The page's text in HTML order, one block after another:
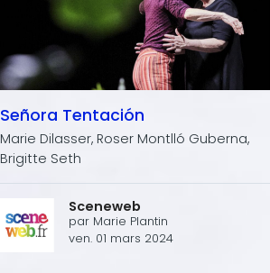
Señora Tentación
Marie Dilasser, Roser Montlló Guberna,
Brigitte Seth
Sceneweb
par Marie Plantin
ven. 01 mars 2024